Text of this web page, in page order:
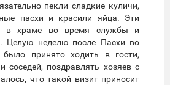
пекли сладкие куличи,
пасхи и красили яйца. Эти
в храме во время службы и
Целую неделю после Пасхи во
было принято ходить в гости,
соседей, поздравлять хозяев с
что такой визит приносит